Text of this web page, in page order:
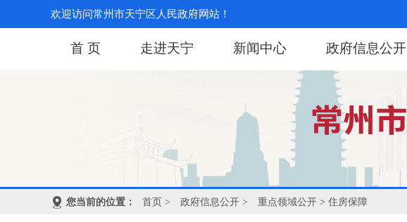
欢迎访问常州市天宁区人民政府网站！
首 页 走进天宁 新闻中心 政府信息公开
您当前的位置： 首页 > 政府信息公开 > 重点领域公开 > 住房保障